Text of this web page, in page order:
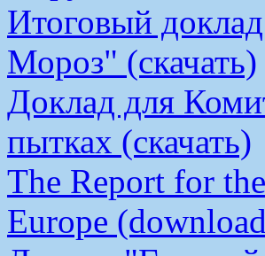
Итоговый
Мороз" (скачать)
Доклад для
пытках (скачать)
The Report for
Europe